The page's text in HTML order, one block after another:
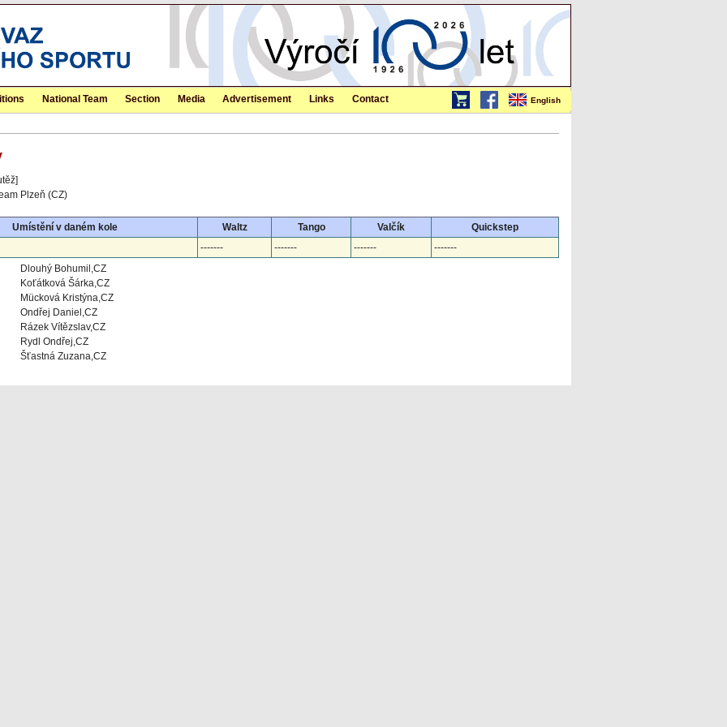
English
National Team Section Media Advertisement Links Contact
Plzeň (CZ)
Umístění v daném kole Waltz Tango Valčík
Quickstep
------- ------- -------
-------
Dlouhý Bohumil,CZ
Koťátková Šárka,CZ
Mücková Kristýna,CZ
Ondřej Daniel,CZ
Rázek Vítězslav,CZ
Rydl Ondřej,CZ
Šťastná Zuzana,CZ